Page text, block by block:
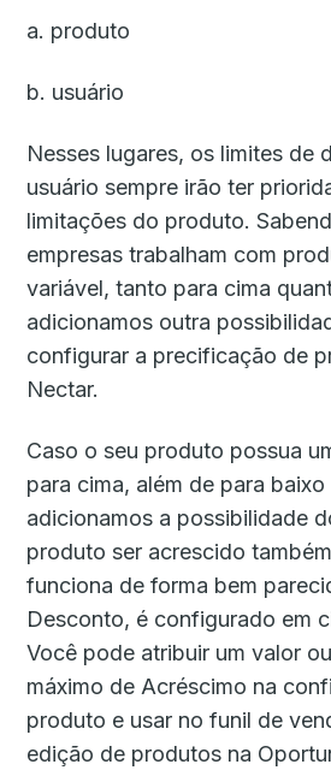
a. produto
b. usuário
Nesses lugares, os limites de
usuário sempre irão ter
limitações do produto.
empresas trabalham com
variável, tanto para cima
adicionamos outra
configurar a precificação de
Nectar.
Caso o seu produto possua
para cima, além de para
adicionamos a possibilidade
produto ser acrescido
funciona de forma bem
Desconto, é configurado em
Você pode atribuir um valor
máximo de Acréscimo na
produto e usar no funil de
edição de produtos na